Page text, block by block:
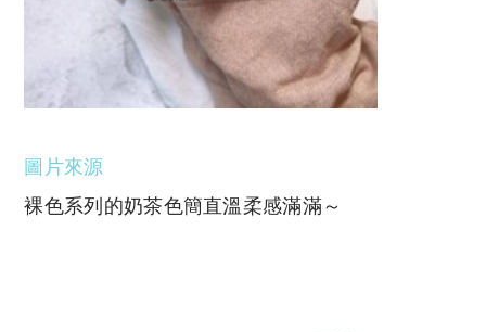
圖片來源
裸色系列的奶茶色簡直溫柔感滿滿～